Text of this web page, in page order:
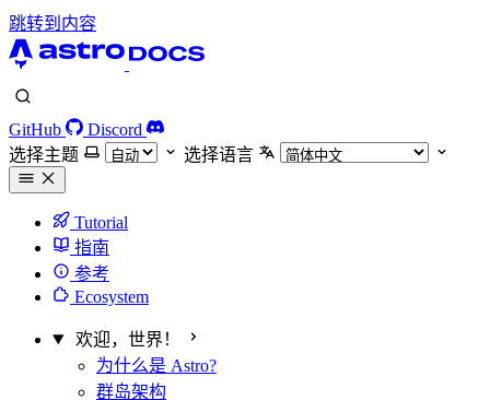
跳转到内容
GitHub
Discord
选择主题
选择语言
Tutorial
指南
参考
Ecosystem
欢迎，世界！
为什么是 Astro?
群岛架构